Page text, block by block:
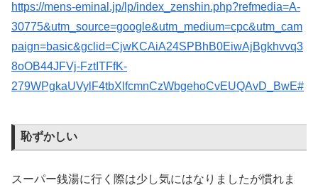
https://mens-eminal.jp/lp/index_zenshin.php?refmedia=A-
30775&utm_source=google&utm_medium=cpc&utm_cam
paign=basic&gclid=CjwKCAiA24SPBhB0EiwAjBgkhvvq3
8oOB44JFVj-FztITFfK-
279WPgkaUVylF4tbXlfcmnCzWbgehoCvEUQAvD_BwE#
恥ずかしい
スーパー銭湯に行く際は少し気にはなりましたが慣れま